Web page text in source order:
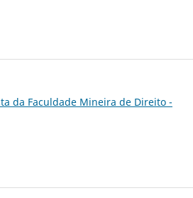
da Faculdade Mineira de Direito -